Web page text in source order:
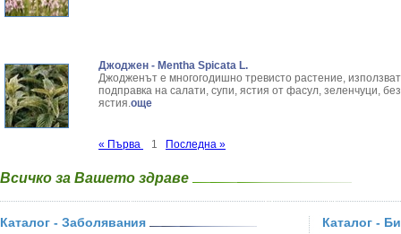
Джоджен - Mentha Spicata L.
Джодженът е многогодишно тревисто растение,
подправка на салати, супи, ястия от фасул, зеленчуци,
ястия.още
« Първа 1 Последна »
Всичко за Вашето здраве
Каталог - Заболявания Каталог -